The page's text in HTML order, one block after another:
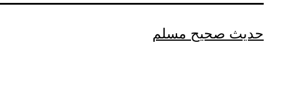
حديث صحيح مسلم